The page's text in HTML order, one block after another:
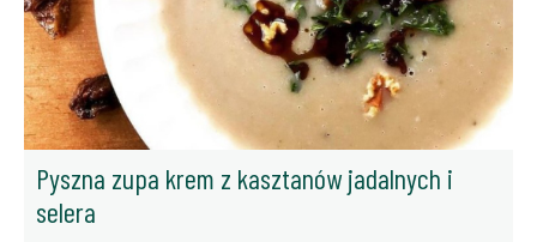
Pyszna zupa krem z kasztanów jadalnych i
selera